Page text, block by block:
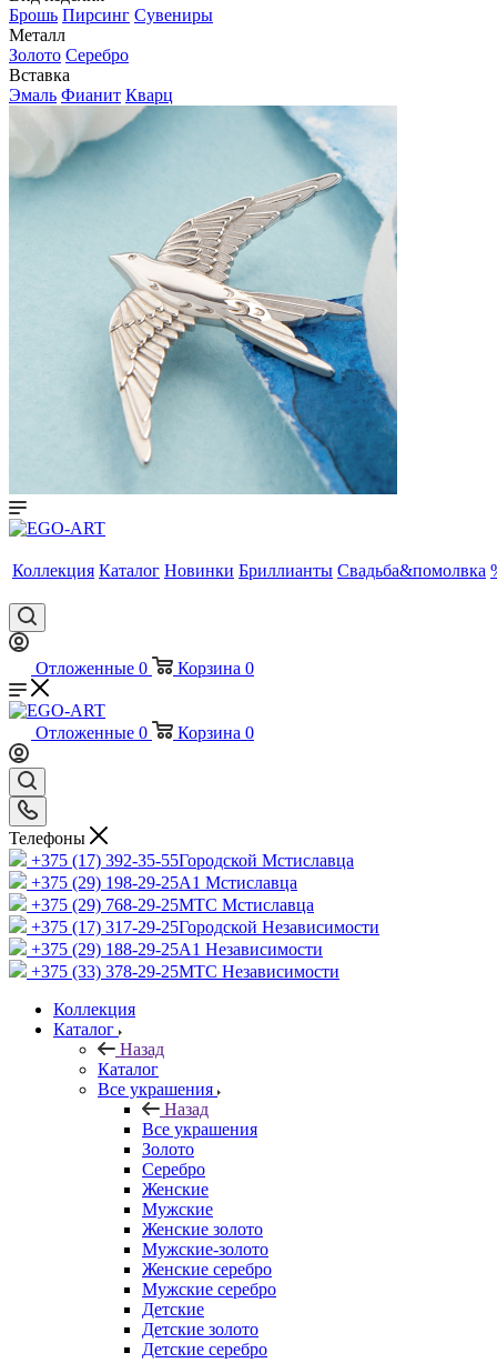
Брошь Пирсинг Сувениры
Металл
Золото Серебро
Вставка
Эмаль Фианит Кварц
Коллекция Каталог Новинки Бриллианты Свадьба&помолвка
Отложенные 0 Корзина 0
Отложенные 0 Корзина 0
Телефоны
+375 (17) 392-35-55Городской Мстиславца
+375 (29) 198-29-25A1 Мстиславца
+375 (29) 768-29-25МТС Мстиславца
+375 (17) 317-29-25Городской Независимости
+375 (29) 188-29-25A1 Независимости
+375 (33) 378-29-25МТС Независимости
Коллекция
Каталог
Назад
Каталог
Все украшения
Назад
Все украшения
Золото
Серебро
Женские
Мужские
Женские золото
Мужские-золото
Женские серебро
Мужские серебро
Детские
Детские золото
Детские серебро